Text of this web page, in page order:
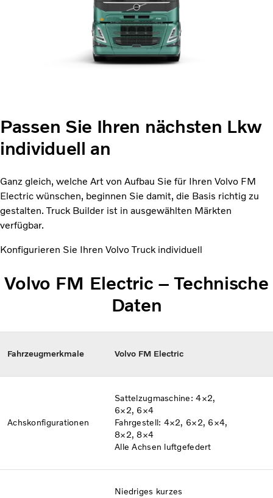
Passen Sie Ihren nächsten Lkw
individuell an
Ganz gleich, welche Art von Aufbau Sie für Ihren Volvo FM
Electric wünschen, beginnen Sie damit, die Basis richtig zu
gestalten. Truck Builder ist in ausgewählten Märkten
verfügbar.
Konfigurieren Sie Ihren Volvo Truck individuell
Volvo FM Electric – Technische
Daten
Fahrzeugmerkmale​ Volvo FM Electric
Achskonfigurationen​
Sattelzugmaschine: 4×2,
6×2, 6×4​​
Fahrgestell: 4×2, 6×2, 6×4,
8×2, 8×4
Alle Achsen luftgefedert
Niedriges kurzes